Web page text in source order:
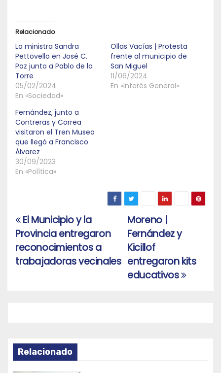
Relacionado
La ministra Sandra
Pettovello en José C.
Paz junto a Pablo de la
Torre
05/02/2024
En «Sociedad»
Ollas Vacías | Protesta
frente al municipio de
San Miguel
11/06/2024
En «Interés General»
Fernández, junto a
Contreras y Correa
visitaron el Tren Museo
que llegó a Francisco
Álvarez
30/09/2023
En «Política»
Navegación
de
entradas
Moreno |
Fernández y
Kicillof
entregaron kits
educativos
El Municipio y la
Provincia entregaron
reconocimientos a
trabajadoras vecinales
Relacionado